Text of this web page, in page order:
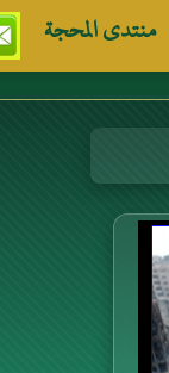
منتدى المحجة